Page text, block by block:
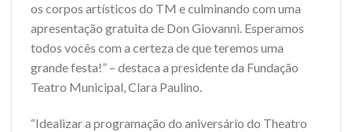
os corpos artísticos do TM e culminando com uma
apresentação gratuita de Don Giovanni. Esperamos
todos vocês com a certeza de que teremos uma
grande festa!” – destaca a presidente da Fundação
Teatro Municipal, Clara Paulino.
“Idealizar a programação do aniversário do Theatro